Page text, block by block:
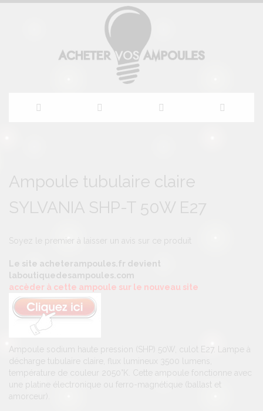
contenu
the
of
the
gallery
the
beginning
of
the
gallery
Ampoule tubulaire claire
SYLVANIA SHP-T 50W E27
Soyez le premier à laisser un avis sur ce produit
Le site acheterampoules.fr devient
laboutiquedesampoules.com
accèder à cette ampoule sur le nouveau site
Ampoule sodium haute pression (SHP) 50W, culot E27. Lampe à
décharge tubulaire claire, flux lumineux 3500 lumens,
température de couleur 2050°K. Cette ampoule fonctionne avec
une platine électronique ou ferro-magnétique (ballast et
amorceur).